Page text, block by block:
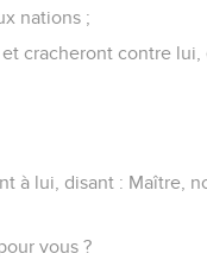
nations ;
cracheront contre
à lui, disant : Maître,
vous ?